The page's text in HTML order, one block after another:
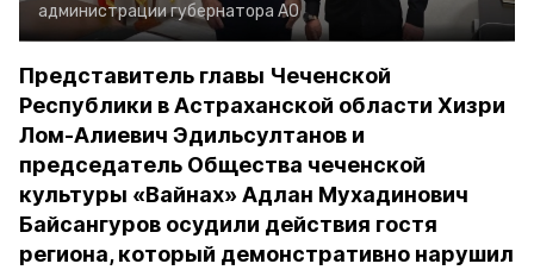
администрации губернатора АО
Представитель главы Чеченской
Республики в Астраханской области Хизри
Лом-Алиевич Эдильсултанов и
председатель Общества чеченской
культуры «Вайнах» Адлан Мухадинович
Байсангуров осудили действия гостя
региона, который демонстративно нарушил